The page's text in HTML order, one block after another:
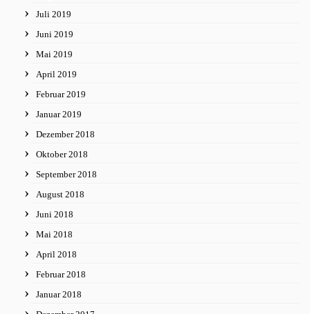
Juli 2019
Juni 2019
Mai 2019
April 2019
Februar 2019
Januar 2019
Dezember 2018
Oktober 2018
September 2018
August 2018
Juni 2018
Mai 2018
April 2018
Februar 2018
Januar 2018